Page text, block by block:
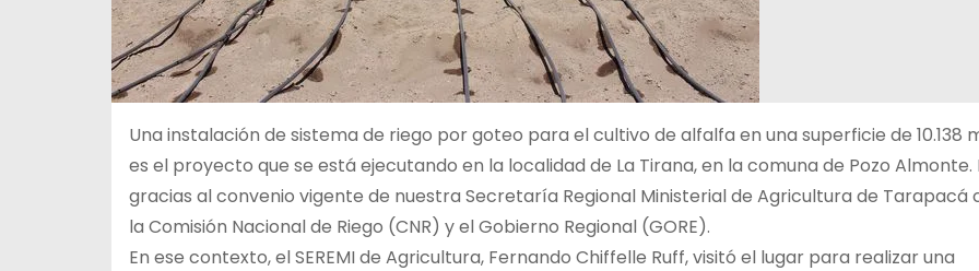
Una instalación de sistema de riego por goteo para el cultivo de alfalfa en una superficie de 10.138
es el proyecto que se está ejecutando en la localidad de La Tirana, en la comuna de Pozo Almonte.
gracias al convenio vigente de nuestra Secretaría Regional Ministerial de Agricultura de Tarapacá
la Comisión Nacional de Riego (CNR) y el Gobierno Regional (GORE).
En ese contexto, el SEREMI de Agricultura, Fernando Chiffelle Ruff, visitó el lugar para realizar una